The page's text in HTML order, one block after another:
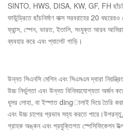
SINTO, HWS, DISA, KW, GF, FH
ফাউন্ড্রিতে ছাঁচনির্মাণ বাক্স সরবরাহের 20
ফ্রান্স, স্পেন, ভারত, ইতালি, সংযুক্ত আরব
ব্যবহার করে এবং প্যালেট গাড়ি।
উন্নত সিএনসি মেশিন এবং সিএমএম দ্বারা
উচ্চ নির্ভুলতা এবং উন্নত বিনিময়যোগ্যতা অর্জন
ধূসর লোহা, বা ইস্পাত dingালাই দিয়ে তৈরি
এবং উচ্চ চাপের প্রভাব সহ্য করতে
গ্রাহক অঙ্কন এবং প্রযুক্তিগত স্পেসিফিকেশন